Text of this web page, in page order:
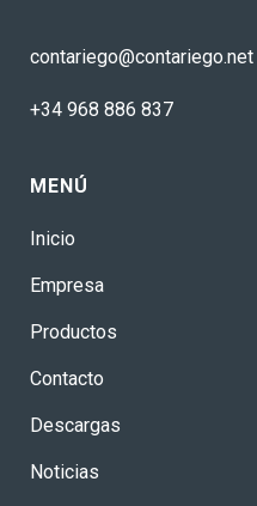
contariego@contariego.net
+34 968 886 837
MENÚ
Inicio
Empresa
Productos
Contacto
Descargas
Noticias